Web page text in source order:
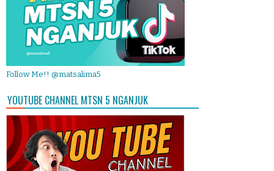
Follow Me!! @matsalima5
YOUTUBE CHANNEL MTSN 5 NGANJUK